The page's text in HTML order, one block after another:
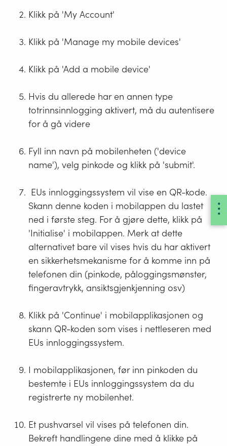
Klikk på 'My Account'
Klikk på 'Manage my mobile devices'
Klikk på 'Add a mobile device'
Hvis du allerede har en annen type
totrinnsinnlogging aktivert, må du autentisere
for å gå videre
Fyll inn navn på mobilenheten ('device
name'), velg pinkode og klikk på 'submit'.
EUs innloggingssystem vil vise en QR-kode.
Skann denne koden i mobilappen du lastet
ned i første steg. For å gjøre dette, klikk på
'Initialise' i mobilappen. Merk at dette
alternativet bare vil vises hvis du har aktivert
en sikkerhetsmekanisme for å komme inn på
telefonen din (pinkode, påloggingsmønster,
fingeravtrykk, ansiktsgjenkjenning osv)
Klikk på 'Continue' i mobilapplikasjonen og
skann QR-koden som vises i nettleseren med
EUs innloggingssystem.
I mobilapplikasjonen, før inn pinkoden du
bestemte i EUs innloggingssystem da du
registrerte ny mobilenhet.
Et pushvarsel vil vises på telefonen din.
Bekreft handlingene dine med å klikke på